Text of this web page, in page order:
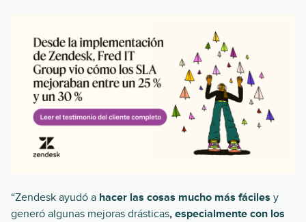
“Zendesk ayudó a hacer las cosas mucho más fáciles y
generó algunas mejoras drásticas, especialmente con los